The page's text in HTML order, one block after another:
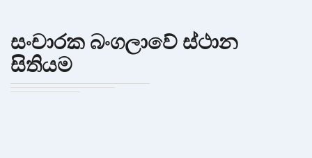
සංචාරක බංගලාවේ ස්ථාන
සිතියම